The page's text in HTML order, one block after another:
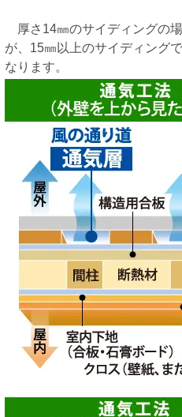
厚さ14㎜のサイディングの
が、15㎜以上のサイディング
なります。